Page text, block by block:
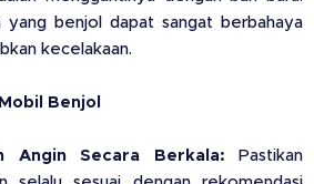
yang benjol dapat sangat berbahaya
kecelakaan.
Benjol
Angin Secara Berkala: Pastikan